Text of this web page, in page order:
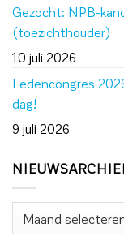
Gezocht: NPB-
(toezichthouder)
10 juli 2026
Ledencongres
dag!
9 juli 2026
Nieuwsarchief